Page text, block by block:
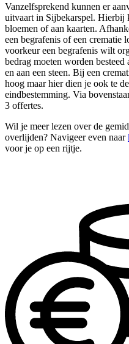
Vanzelfsprekend kunnen er
uitvaart in Sijbekarspel. Hierbij
bloemen of aan kaarten.
een begrafenis of een crematie
voorkeur een begrafenis wilt
bedrag moeten worden besteed
en aan een steen. Bij een
hoog maar hier dien je ook te
eindbestemming. Via
3 offertes.
Wil je meer lezen over de
overlijden? Navigeer even naar
voor je op een rijtje.